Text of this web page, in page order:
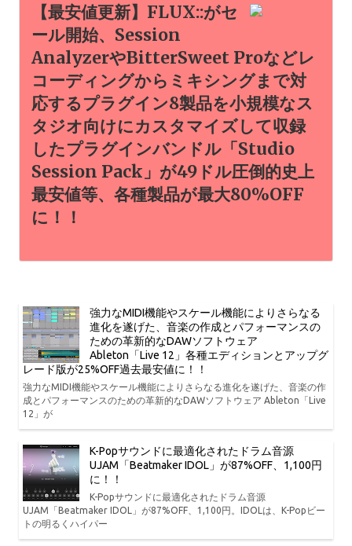
【最安値更新】FLUX::がセ
ール開始、Session
AnalyzerやBitterSweet Proなどレ
コーディングからミキシングまで対
応するプラグイン8製品を小規模なス
タジオ向けにカスタマイズして収録
したプラグインバンドル「Studio
Session Pack」が49ドル圧倒的史上
最安値等、各種製品が最大80%OFF
に！！
強力なMIDI機能やスケール機能によりさらなる
進化を遂げた、音楽の作成とパフォーマンスの
ための革新的なDAWソフトウェア
Ableton「Live 12」各種エディションとアップグ
レード版が25%OFF過去最安値に！！
強力なMIDI機能やスケール機能によりさらなる進化を遂げた、音楽の作
成とパフォーマンスのための革新的なDAWソフトウェア Ableton「Live
12」が
K-Popサウンドに最適化されたドラム音源
UJAM「Beatmaker IDOL」が87%OFF、1,100円
に！！
K-Popサウンドに最適化されたドラム音源
UJAM「Beatmaker IDOL」が87%OFF、1,100円。IDOLは、K-Popビー
トの明るくハイパー